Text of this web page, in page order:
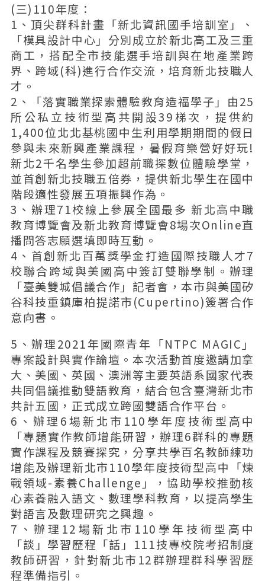
(三)110年度：
1、頂尖群科計畫「新北資訊國手培訓室」、
「模具設計中心」分別成立於新北高工及三重
商工，搭配全市技能選手培訓與在地產業跨
界、跨域(科)進行合作交流，培育新北技職人
才。
2、「落實職業探索體驗教育造福學子」由25
所公私立技術型高共開設39梯次，提供約
1,400位北北基桃國中生利用學期期間的假日
參與未來新興產業課程，暑假育樂營好好玩!
新北2千名學生參加超前職探數位體驗學堂，
並首創新北技職五倍券，提供新北學生在國中
階段適性發展五項振興作為。
3、辦理71校線上參展全國最多 新北高中職
教育博覽會及新北教育博覽會8場次Online直
播問答志願選填即時互動。
4、首創新北百萬獎學金打造國際技職人才7
校聯合跨域與美國高中簽訂雙聯學制。辦理
「臺美雙城倡議合作」記者會，本市與美國矽
谷科技重鎮庫柏提諾市(Cupertino)簽署合作
意向書。
5、辦理2021年國際青年「NTPC MAGIC」
專案設計與實作論壇。本次活動首度邀請加拿
大、美國、英國、澳洲等主要英語系國家代表
共同倡議推動雙語教育，結合包含臺灣新北市
共計五國，正式成立跨國雙語合作平台。
6、辦理6場新北市110學年度技術型高中
「專題實作教師增能研習，辦理6群科的專題
實作課程及競賽探究，分享共學百名教師練功
增能及辦理新北市110學年度技術型高中「煉
戰領域-素養Challenge」，協助學校推動核
心素養融入語文、數理學科教育，以提高學生
對語言及數理研究之興趣。
7、辦理12場新北市110學年技術型高中
「談」學習歷程「話」111技專校院考招制度
教師研習，針對新北市12群辦理群科學習歷
程準備指引。